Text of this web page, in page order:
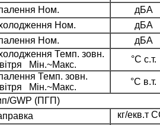
Ном.
дБA
Ном.
дБA
Ном.
дБA
Темп. зовн.
Мін.~Макс.
°C с.т.
Темп. зовн.
Мін.~Макс.
°C в.т.
GWP (ПГП)
кг/екв.т